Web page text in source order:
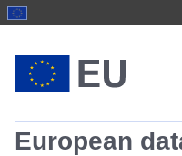
European